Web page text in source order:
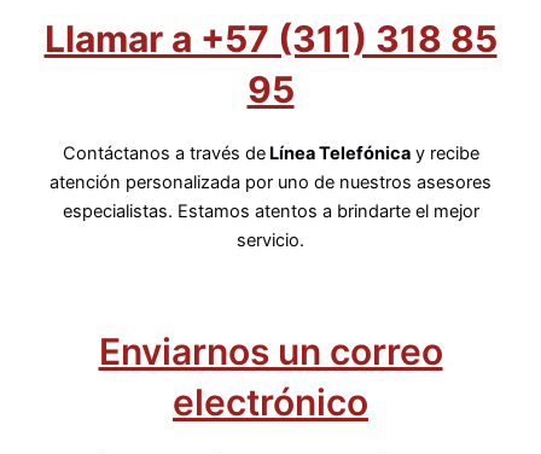
Llamar a +57 (311) 318 85
95
Contáctanos a través deLínea Telefónicay recibe
atención personalizada por uno de nuestros asesores
especialistas. Estamos atentos a brindarte el mejor
servicio.
Enviarnos un correo
electrónico